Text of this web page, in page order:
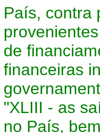
País, contra
de
financeiras
"XLIII - as
no País,